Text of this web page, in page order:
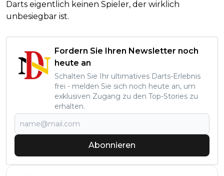
Darts eigentlich keinen Spieler, der wirklich
unbesiegbar ist.
Fordern Sie Ihren Newsletter noch
heute an
Schalten Sie Ihr ultimatives Darts-Erlebnis
frei - melden Sie sich noch heute an, um
exklusiven Zugang zu den Top-Stories zu
erhalten.
Abonnieren